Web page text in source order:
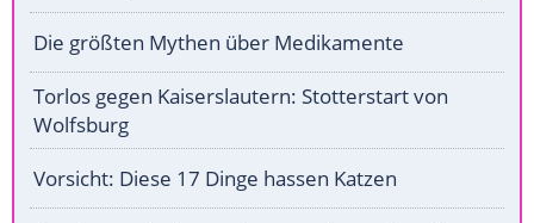
Die größten Mythen über Medikamente
Torlos gegen Kaiserslautern: Stotterstart von
Wolfsburg
Vorsicht: Diese 17 Dinge hassen Katzen